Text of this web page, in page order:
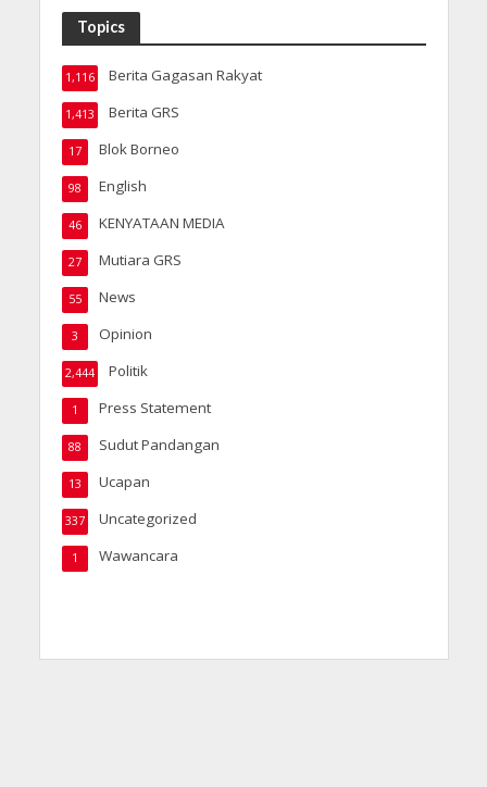
Topics
Berita Gagasan Rakyat
1,116
Berita GRS
1,413
Blok Borneo
17
English
98
KENYATAAN MEDIA
46
Mutiara GRS
27
News
55
Opinion
3
Politik
2,444
Press Statement
1
Sudut Pandangan
88
Ucapan
13
Uncategorized
337
Wawancara
1